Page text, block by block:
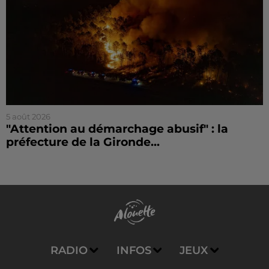
5 août 2026
"Attention au démarchage abusif" : la
préfecture de la Gironde...
RADIO INFOS JEUX